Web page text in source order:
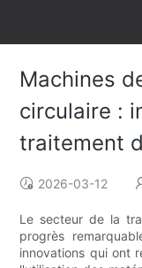
Machines
circulaire :
traitement
2026-03-12
Le secteur de la
progrès
innovations qui ont